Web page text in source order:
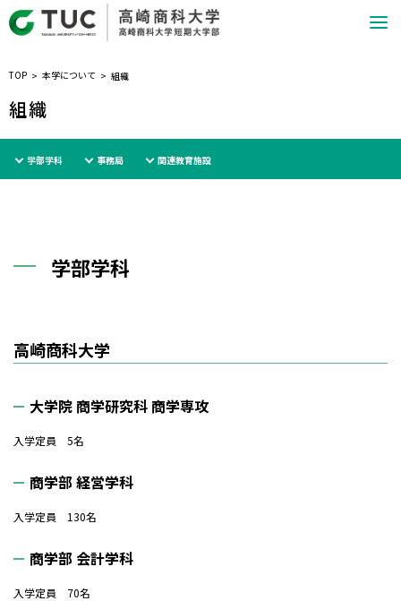
TOP 本学について 組織
組織
学部学科 事務局 関連教育施設
学部学科
高崎商科大学
大学院 商学研究科 商学専攻
入学定員 5名
商学部 経営学科
入学定員 130名
商学部 会計学科
入学定員 70名